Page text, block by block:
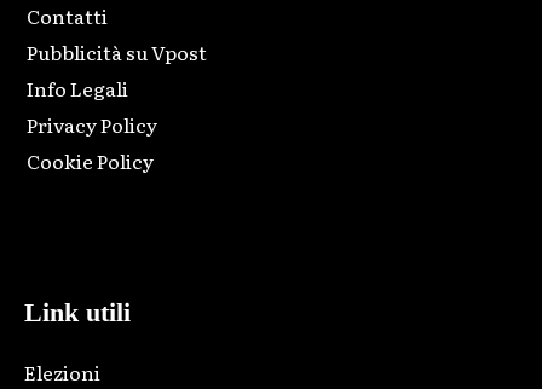
Contatti
Pubblicità su Vpost
Info Legali
Privacy Policy
Cookie Policy
Link utili
Elezioni